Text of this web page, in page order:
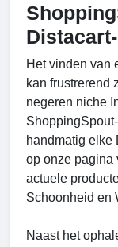
Het vinden van
kan frustrerend
negeren niche
handmatig elke
op onze pagina
actuele
Schoonheid en
Naast het